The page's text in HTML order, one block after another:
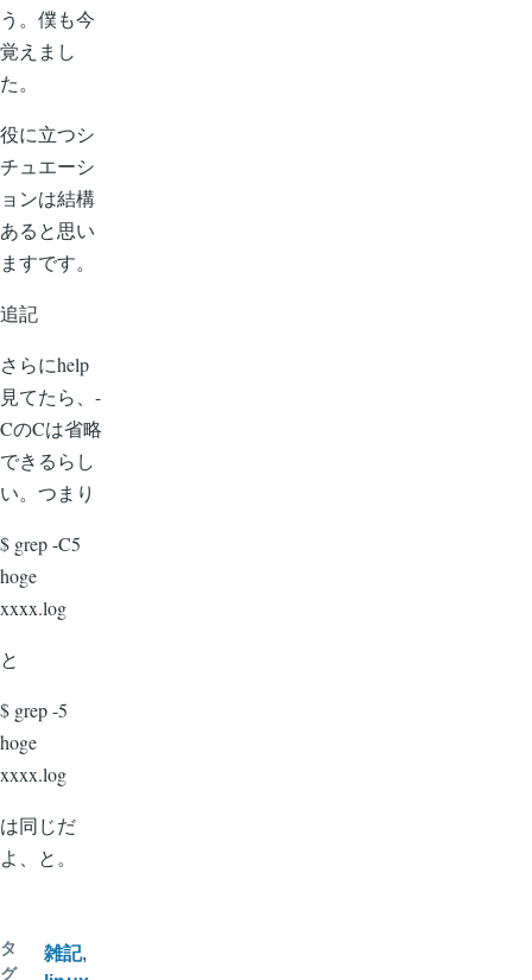
う。僕も今
覚えまし
た。
役に立つシ
チュエーシ
ョンは結構
あると思い
ますです。
追記
さらにhelp
見てたら、-
CのCは省略
できるらし
い。つまり
$ grep -C5
hoge
xxxx.log
と
$ grep -5
hoge
xxxx.log
は同じだ
よ、と。
タ
グ
雑記